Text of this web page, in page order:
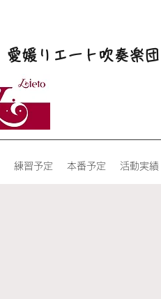
愛媛リエート吹奏楽団
練習予定 本番予定 活動実績